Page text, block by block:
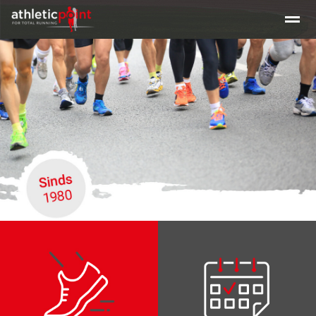
Training en tijden Beginners clinic hardlopen Clinic Marathon
Home Nieuws Agenda E-mail